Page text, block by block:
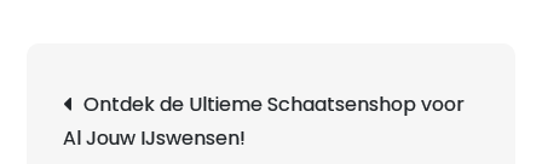
van
Ontdek de Ultieme Schaatsenshop voor
Al Jouw IJswensen!